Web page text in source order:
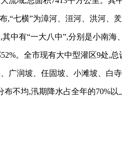
,“七横”为漳河、洹河、洪河
其中有“一大八中”,分别是小南
。全市现有大中型灌区9处,
广润坡、任固坡、小滩坡、白
布不均,汛期降水占全年的70%